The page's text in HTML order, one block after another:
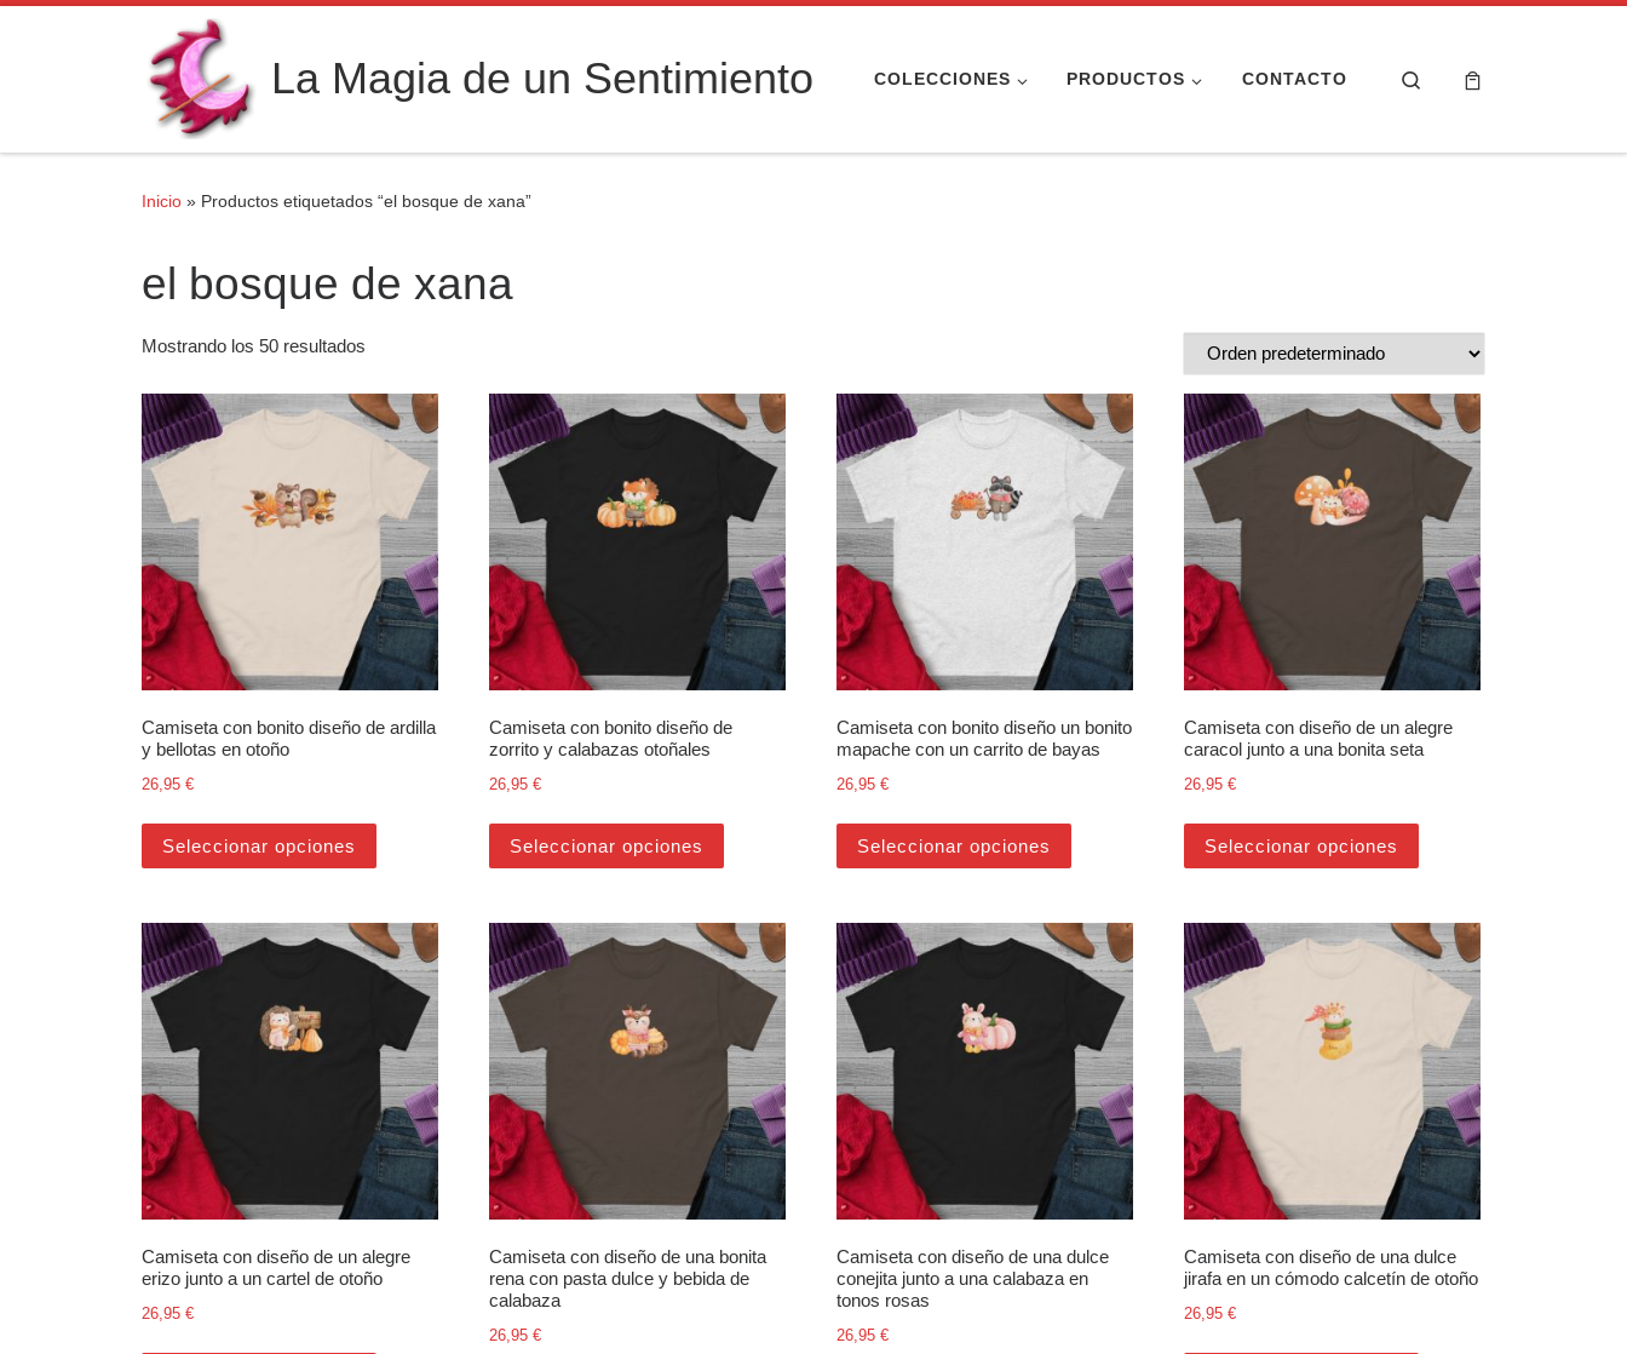
Saltar al contenido
La Magia de un Sentimiento COLECCIONES PRODUCTOS CONTACTO Search
Inicio » Productos etiquetados “el bosque de xana”
el bosque de xana
Mostrando los 50 resultados
Camiseta con bonito diseño de ardilla
y bellotas en otoño
26,95 €
Seleccionar opciones
Camiseta con bonito diseño de
zorrito y calabazas otoñales
26,95 €
Seleccionar opciones
Camiseta con bonito diseño un bonito
mapache con un carrito de bayas
26,95 €
Seleccionar opciones
Camiseta con diseño de un alegre
caracol junto a una bonita seta
26,95 €
Seleccionar opciones
Camiseta con diseño de un alegre
erizo junto a un cartel de otoño
26,95 €
Este producto tiene múltiples variantes. Las opciones se pueden elegir en la página de producto
Camiseta con diseño de una bonita
rena con pasta dulce y bebida de
calabaza
26,95 €
Camiseta con diseño de una dulce
conejita junto a una calabaza en
tonos rosas
26,95 €
Camiseta con diseño de una dulce
jirafa en un cómodo calcetín de otoño
26,95 €